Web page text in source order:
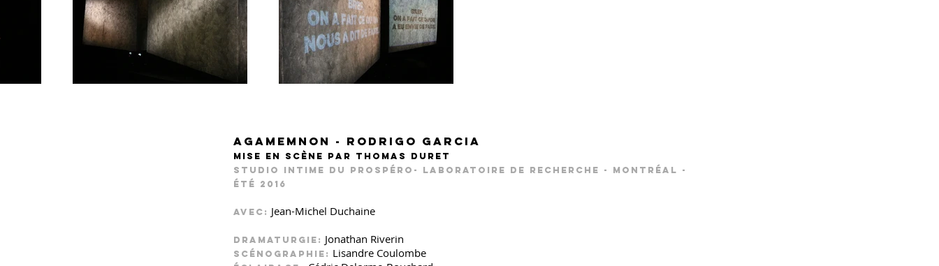
agamemnon - rodrigo garcia
Mise en scène par thomas duret
Studio intime du prospéro- Laboratoire de recherche - Montréal -
été 2016
Avec: Jean-Michel Duchaine
Dramaturgie: Jonathan Riverin
Scénographie: Lisandre Coulombe